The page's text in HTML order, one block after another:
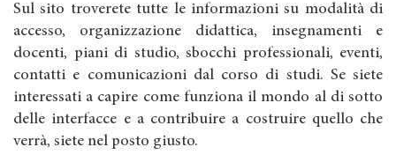
Sul sito troverete tutte le informazioni su modalità di
accesso, organizzazione didattica, insegnamenti e
docenti, piani di studio, sbocchi professionali, eventi,
contatti e comunicazioni dal corso di studi. Se siete
interessati a capire come funziona il mondo al di sotto
delle interfacce e a contribuire a costruire quello che
verrà, siete nel posto giusto.